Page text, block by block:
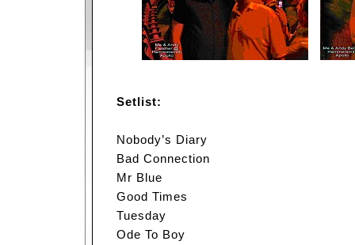
Setlist:
Nobody’s Diary
Bad Connection
Mr Blue
Good Times
Tuesday
Ode To Boy